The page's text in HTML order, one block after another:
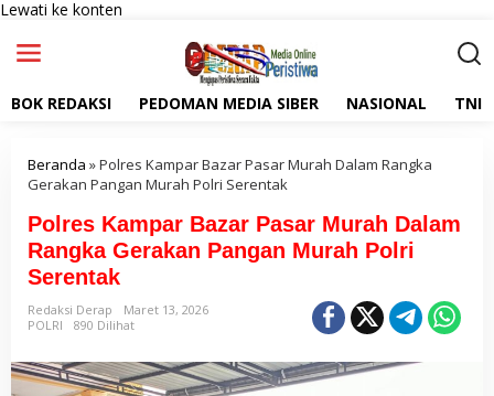
Lewati ke konten
BOK REDAKSI PEDOMAN MEDIA SIBER NASIONAL TNI
Beranda »Polres Kampar Bazar Pasar Murah Dalam Rangka
Gerakan Pangan Murah Polri Serentak
Polres Kampar Bazar Pasar Murah Dalam
Rangka Gerakan Pangan Murah Polri
Serentak
Redaksi Derap
Maret 13, 2026
POLRI
890 Dilihat